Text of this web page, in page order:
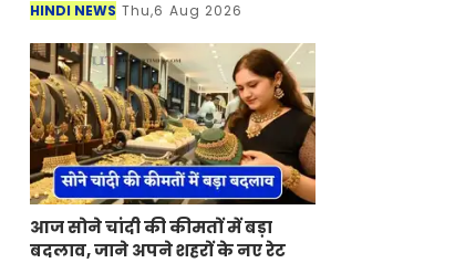
HINDI NEWS Thu,6 Aug 2026
आज सोने चांदी की कीमतों में बड़ा
बदलाव, जाने अपने शहरों के नए रेट